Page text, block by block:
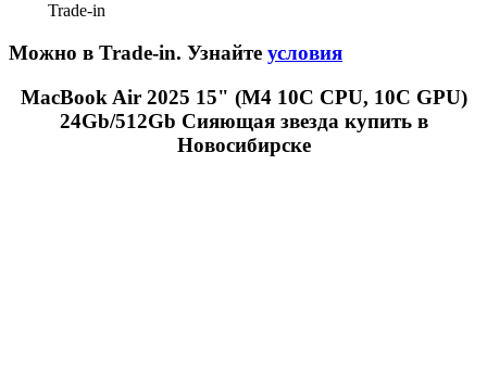
Trade-in
Можно в Trade-in. Узнайте условия
MacBook Air 2025 15" (М4 10C CPU, 10C GPU)
24Gb/512Gb Сияющая звезда купить в
Новосибирске